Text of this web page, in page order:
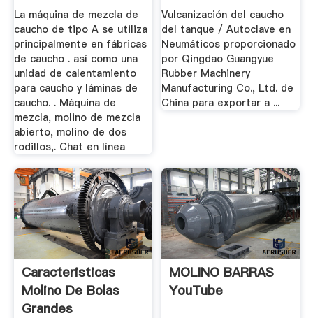
La máquina de mezcla de
caucho de tipo A se utiliza
principalmente en fábricas
de caucho . así como una
unidad de calentamiento
para caucho y láminas de
caucho. . Máquina de
mezcla, molino de mezcla
abierto, molino de dos
rodillos,. Chat en línea
Vulcanización del caucho
del tanque / Autoclave en
Neumáticos proporcionado
por Qingdao Guangyue
Rubber Machinery
Manufacturing Co., Ltd. de
China para exportar a ...
Caracteristicas
Molino De Bolas
Grandes
MOLINO BARRAS
YouTube